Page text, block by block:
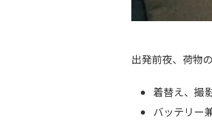
出発前夜、荷物
着替え、撮
バッテリー